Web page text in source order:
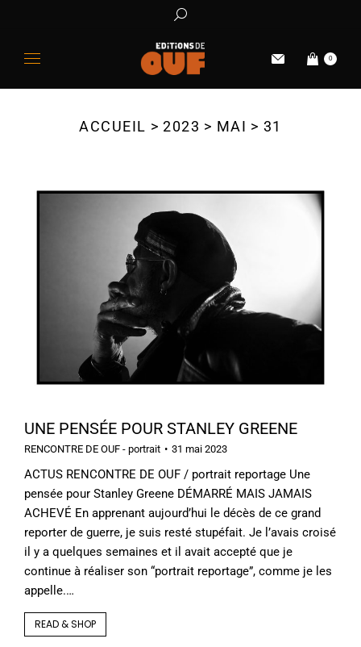
0
Vous êtes ici :
ACCUEIL 2023 MAI 31
UNE PENSÉE POUR STANLEY GREENE
RENCONTRE DE OUF - portrait 31 mai 2023
ACTUS RENCONTRE DE OUF / portrait reportage Une
pensée pour Stanley Greene DÉMARRÉ MAIS JAMAIS
ACHEVÉ En apprenant aujourd’hui le décès de ce grand
reporter de guerre, je suis resté stupéfait. Je l’avais croisé
il y a quelques semaines et il avait accepté que je
continue à réaliser son “portrait reportage”, comme je les
appelle.…
READ & SHOP